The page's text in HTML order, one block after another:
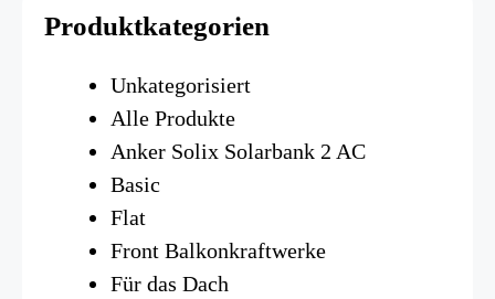
Produktkategorien
Unkategorisiert
Alle Produkte
Anker Solix Solarbank 2 AC
Basic
Flat
Front Balkonkraftwerke
Für das Dach